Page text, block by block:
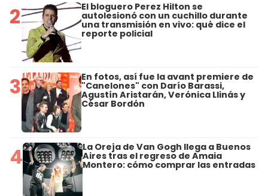
2 El bloguero Perez Hilton se
autolesionó con un cuchillo durante
una transmisión en vivo: qué dice el
reporte policial
3 En fotos, así fue la avant premiere de
"Canelones" con Darío Barassi,
Agustín Aristarán, Verónica Llinás y
César Bordón
4 La Oreja de Van Gogh llega a Buenos
Aires tras el regreso de Amaia
Montero: cómo comprar las entradas